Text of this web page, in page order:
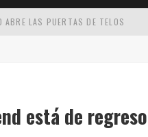
ABRE LAS PUERTAS DE TELOS
IN THE PARK VUELVE A LA
está de